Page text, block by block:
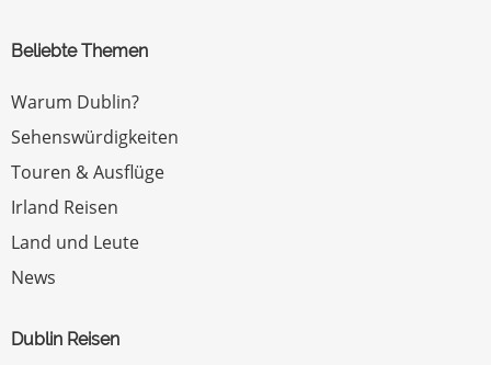
Beliebte Themen
Warum Dublin?
Sehenswürdigkeiten
Touren & Ausflüge
Irland Reisen
Land und Leute
News
Dublin Reisen